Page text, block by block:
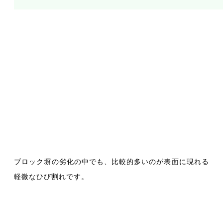
ブロック塀の劣化の中でも、比較的多いのが表面に現れる
軽微なひび割れです。